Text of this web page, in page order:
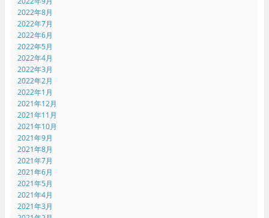
2022年8月
2022年7月
2022年6月
2022年5月
2022年4月
2022年3月
2022年2月
2022年1月
2021年12月
2021年11月
2021年10月
2021年9月
2021年8月
2021年7月
2021年6月
2021年5月
2021年4月
2021年3月